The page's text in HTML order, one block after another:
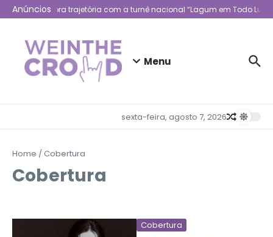
Ir para o conteúdo
Anúncios
Lagum celebra trajetória com a turnê nacional “Lagum em Todo
Menu
sexta-feira, agosto 7, 2026
Home /Cobertura
Cobertura
Cobertura